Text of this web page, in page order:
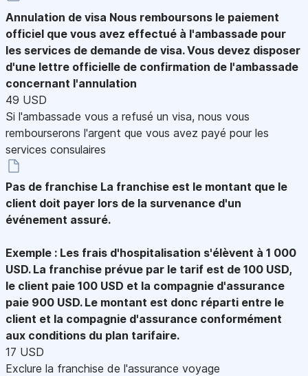
Annulation de visa Nous remboursons le paiement
officiel que vous avez effectué à l'ambassade pour
les services de demande de visa. Vous devez disposer
d'une lettre officielle de confirmation de l'ambassade
concernant l'annulation
49 USD
Si l'ambassade vous a refusé un visa, nous vous
rembourserons l'argent que vous avez payé pour les
services consulaires
Pas de franchise La franchise est le montant que le
client doit payer lors de la survenance d'un
événement assuré.
Exemple : Les frais d'hospitalisation s'élèvent à 1 000
USD. La franchise prévue par le tarif est de 100 USD,
le client paie 100 USD et la compagnie d'assurance
paie 900 USD. Le montant est donc réparti entre le
client et la compagnie d'assurance conformément
aux conditions du plan tarifaire.
17 USD
Exclure la franchise de l'assurance voyage